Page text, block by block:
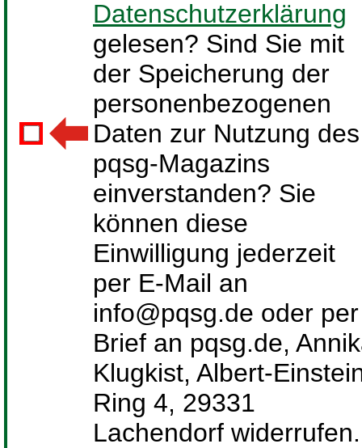
Datenschutzerklärung
gelesen? Sind Sie mit
der Speicherung der
personenbezogenen
Daten zur Nutzung des
pqsg-Magazins
einverstanden? Sie
können diese
Einwilligung jederzeit
per E-Mail an
info@pqsg.de oder per
Brief an pqsg.de,
Klugkist, Albert-
Ring 4, 29331
Lachendorf widerrufen.